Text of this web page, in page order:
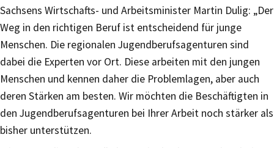
Sachsens Wirtschafts- und Arbeitsminister Martin Dulig: „Der
Weg in den richtigen Beruf ist entscheidend für junge
Menschen. Die regionalen Jugendberufsagenturen sind
dabei die Experten vor Ort. Diese arbeiten mit den jungen
Menschen und kennen daher die Problemlagen, aber auch
deren Stärken am besten. Wir möchten die Beschäftigten in
den Jugendberufsagenturen bei Ihrer Arbeit noch stärker als
bisher unterstützen.